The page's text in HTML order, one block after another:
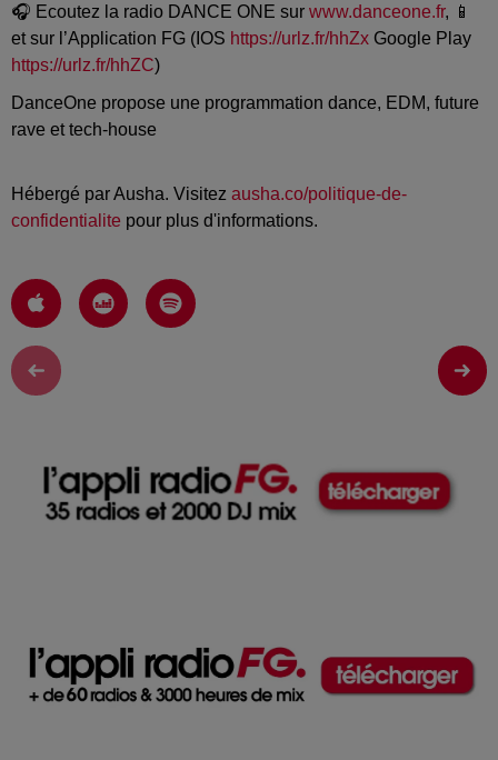
🎧 Ecoutez la radio DANCE ONE sur www.danceone.fr, 📱
et sur l’Application FG (IOS https://urlz.fr/hhZx Google Play
https://urlz.fr/hhZC)
DanceOne propose une programmation dance, EDM, future
rave et tech-house
Hébergé par Ausha. Visitez ausha.co/politique-de-
confidentialite pour plus d'informations.